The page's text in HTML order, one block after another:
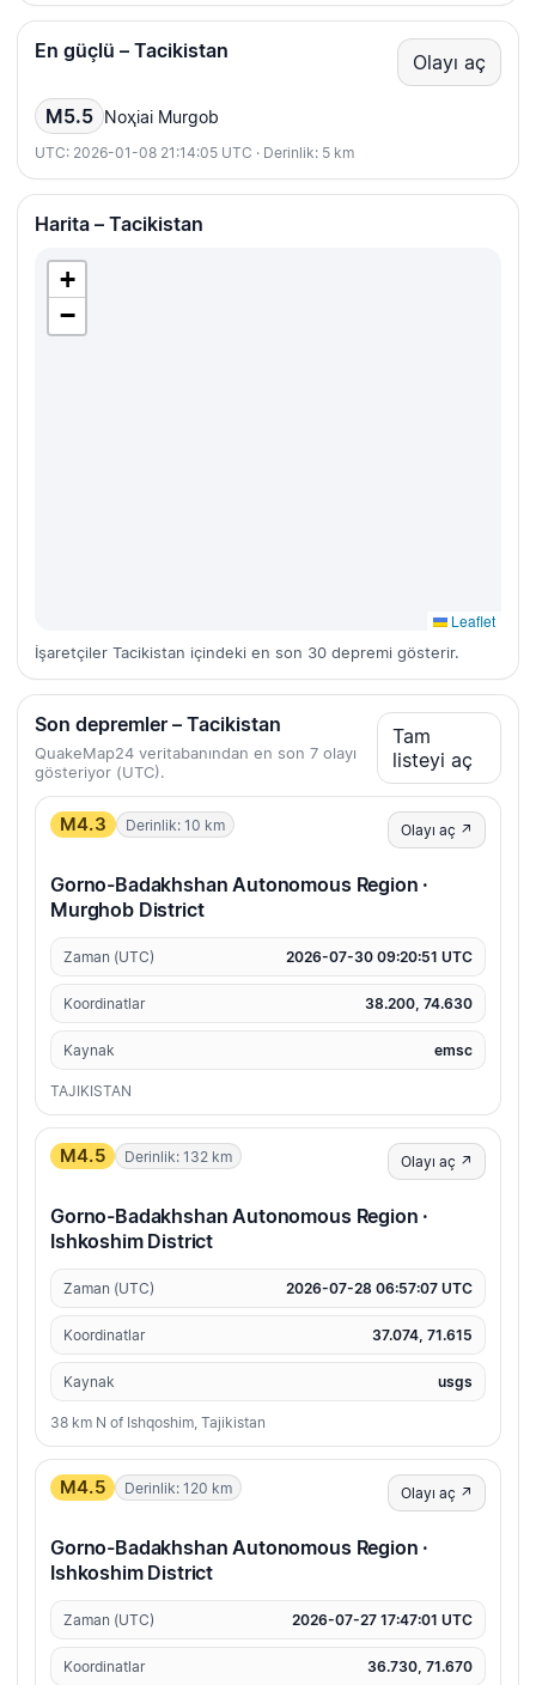
En güçlü – Tacikistan Olayı aç
M5.5 Noҳiai Murgob
UTC: 2026-01-08 21:14:05 UTC · Derinlik: 5 km
Harita – Tacikistan
+
−
Leaflet
İşaretçiler Tacikistan içindeki en son 30 depremi gösterir.
Son depremler – Tacikistan
QuakeMap24 veritabanından en son 7 olayı
gösteriyor (UTC).
Tam
listeyi aç
M4.3 Derinlik: 10 km Olayı aç ↗
Gorno-Badakhshan Autonomous Region ·
Murghob District
Zaman (UTC) 2026-07-30 09:20:51 UTC
Koordinatlar 38.200, 74.630
Kaynak emsc
TAJIKISTAN
M4.5 Derinlik: 132 km Olayı aç ↗
Gorno-Badakhshan Autonomous Region ·
Ishkoshim District
Zaman (UTC) 2026-07-28 06:57:07 UTC
Koordinatlar 37.074, 71.615
Kaynak usgs
38 km N of Ishqoshim, Tajikistan
M4.5 Derinlik: 120 km Olayı aç ↗
Gorno-Badakhshan Autonomous Region ·
Ishkoshim District
Zaman (UTC) 2026-07-27 17:47:01 UTC
Koordinatlar 36.730, 71.670